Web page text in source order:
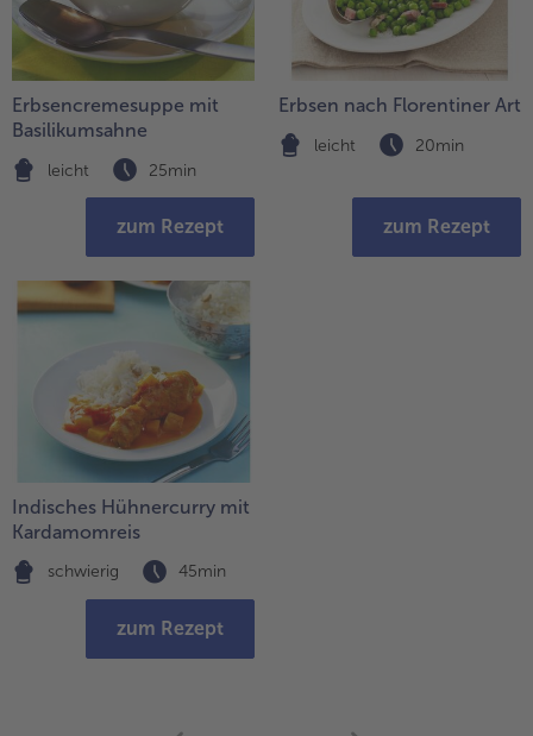
Erbsencremesuppe mit
Basilikumsahne
leicht 25min
zum Rezept
Erbsen nach Florentiner Art
leicht 20min
zum Rezept
Indisches Hühnercurry mit
Kardamomreis
schwierig 45min
zum Rezept